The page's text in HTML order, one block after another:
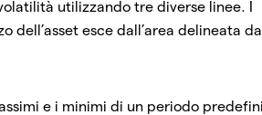
utilizzando tre diverse linee. I
esce dall’area delineata da
e i minimi di un periodo